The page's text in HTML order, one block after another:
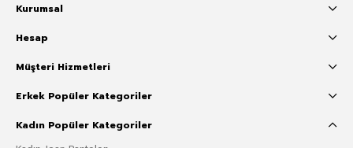
Kurumsal
Hesap
Müşteri Hizmetleri
Erkek Popüler Kategoriler
Kadın Popüler Kategoriler